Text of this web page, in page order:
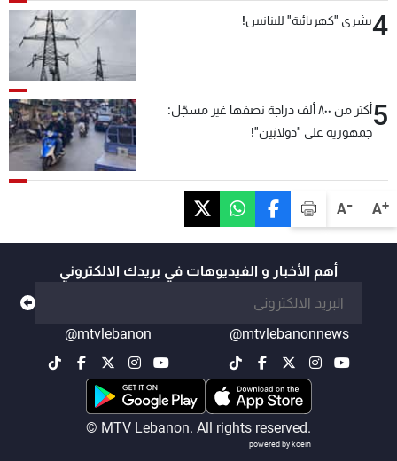
A+
A-
4بشرى "كهربائية" للبنانيين!
5
أكثر من ٨٠٠ ألف دراجة نصفها غير مسجّل:
جمهورية على "دولابَين"!
أهم الأخبار و الفيديوهات في بريدك الالكتروني
@mtvlebanonnews
@mtvlebanon
© MTV Lebanon. All rights reserved.
powered by koein